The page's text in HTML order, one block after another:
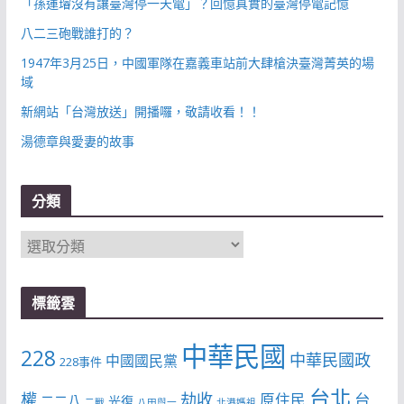
八二三砲戰誰打的？
1947年3月25日，中國軍隊在嘉義車站前大肆槍決臺灣菁英的場
域
新網站「台灣放送」開播囉，敬請收看！！
湯德章與愛妻的故事
分類
分
類
標籤雲
228 228事件 中國國民黨 中華民國 中華民國政
權
劫收 台北 台